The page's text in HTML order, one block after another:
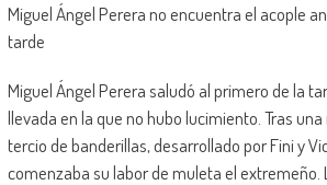
Miguel Ángel Perera no encuentra el acople
tarde
Miguel Ángel Perera saludó al primero de la
llevada en la que no hubo lucimiento. Tras
tercio de banderillas, desarrollado por Fini y
comenzaba su labor de muleta el extremeño.